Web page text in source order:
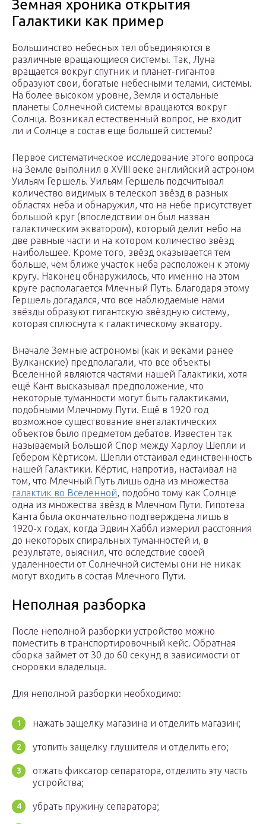
Земная хроника открытия
Галактики как пример
Большинство небесных тел объединяются в
различные вращающиеся системы. Так, Луна
вращается вокруг спутник и планет-гигантов
образуют свои, богатые небесными телами, системы.
На более высоком уровне, Земля и остальные
планеты Солнечной системы вращаются вокруг
Солнца. Возникал естественный вопрос, не входит
ли и Солнце в состав еще большей системы?
Первое систематическое исследование этого вопроса
на Земле выполнил в XVIII веке английский астроном
Уильям Гершель. Уильям Гершель подсчитывал
количество видимых в телескоп звёзд в разных
областях неба и обнаружил, что на небе присутствует
большой круг (впоследствии он был назван
галактическим экватором), который делит небо на
две равные части и на котором количество звёзд
наибольшее. Кроме того, звёзд оказывается тем
больше, чем ближе участок неба расположен к этому
кругу. Наконец обнаружилось, что именно на этом
круге располагается Млечный Путь. Благодаря этому
Гершель догадался, что все наблюдаемые нами
звёзды образуют гигантскую звёздную систему,
которая сплюснута к галактическому экватору.
Вначале Земные астрономы (как и веками ранее
Вулканские) предполагали, что все объекты
Вселенной являются частями нашей Галактики, хотя
ещё Кант высказывал предположение, что
некоторые туманности могут быть галактиками,
подобными Млечному Пути. Ещё в 1920 год
возможное существование внегалактических
объектов было предметом дебатов. Известен так
называемый Большой Спор между Харлоу Шепли и
Гебером Кёртисом. Шепли отстаивал единственность
нашей Галактики. Кёртис, напротив, настаивал на
том, что Млечный Путь лишь одна из множества
галактик во Вселенной, подобно тому как Солнце
одна из множества звёзд в Млечном Пути. Гипотеза
Канта была окончательно подтверждена лишь в
1920-х годах, когда Эдвин Хаббл измерил расстояния
до некоторых спиральных туманностей и, в
результате, выяснил, что вследствие своей
удаленноести от Солнечной системы они не никак
могут входить в состав Млечного Пути.
Неполная разборка
После неполной разборки устройство можно
поместить в транспортировочный кейс. Обратная
сборка займет от 30 до 60 секунд в зависимости от
сноровки владельца.
Для неполной разборки необходимо:
нажать защелку магазина и отделить магазин;
утопить защелку глушителя и отделить его;
отжать фиксатор сепаратора, отделить эту часть
устройства;
убрать пружину сепаратора;